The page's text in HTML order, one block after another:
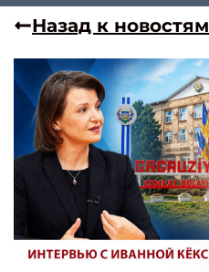
Назад к новостям